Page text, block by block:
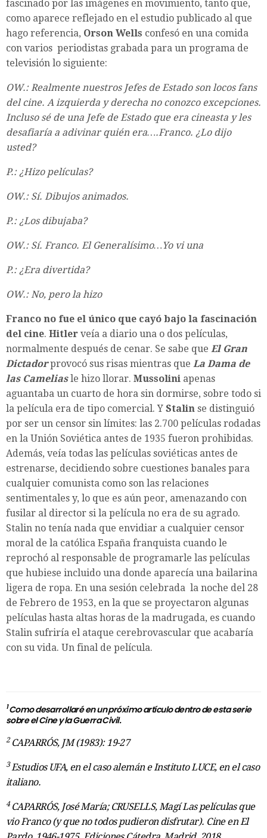
fascinado por las imágenes en movimiento, tanto que,
como aparece reflejado en el estudio publicado al que
hago referencia, Orson Wells confesó en una comida
con varios periodistas grabada para un programa de
televisión lo siguiente:
OW.: Realmente nuestros Jefes de Estado son locos fans
del cine. A izquierda y derecha no conozco excepciones.
Incluso sé de una Jefe de Estado que era cineasta y les
desafiaría a adivinar quién era….Franco. ¿Lo dijo
usted?
P.: ¿Hizo películas?
OW.: Sí. Dibujos animados.
P.: ¿Los dibujaba?
OW.: Sí. Franco. El Generalísimo…Yo vi una
P.: ¿Era divertida?
OW.: No, pero la hizo
Franco no fue el único que cayó bajo la fascinación
del cine. Hitler veía a diario una o dos películas,
normalmente después de cenar. Se sabe que El Gran
Dictador provocó sus risas mientras que La Dama de
las Cameliasle hizo llorar. Mussolini apenas
aguantaba un cuarto de hora sin dormirse, sobre todo si
la película era de tipo comercial. Y Stalin se distinguió
por ser un censor sin límites: las 2.700 películas rodadas
en la Unión Soviética antes de 1935 fueron prohibidas.
Además, veía todas las películas soviéticas antes de
estrenarse, decidiendo sobre cuestiones banales para
cualquier comunista como son las relaciones
sentimentales y, lo que es aún peor, amenazando con
fusilar al director si la película no era de su agrado.
Stalin no tenía nada que envidiar a cualquier censor
moral de la católica España franquista cuando le
reprochó al responsable de programarle las películas
que hubiese incluido una donde aparecía una bailarina
ligera de ropa. En una sesión celebrada la noche del 28
de Febrero de 1953, en la que se proyectaron algunas
películas hasta altas horas de la madrugada, es cuando
Stalin sufriría el ataque cerebrovascular que acabaría
con su vida. Un final de película.
1Como desarrollaré en un próximo artículo dentro de esta serie
sobre el Cine y la Guerra Civil.
2 CAPARRÓS, JM (1983): 19-27
3 Estudios UFA, en el caso alemán e Instituto LUCE, en el caso
italiano.
4 CAPARRÓS, José María; CRUSELLS, Magí Las películas que
vio Franco (y que no todos pudieron disfrutar). Cine en El